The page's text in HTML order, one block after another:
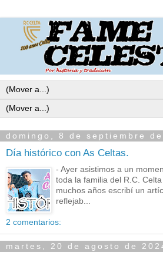
domingo, 8 de septiembre
Día histórico con As Celtas.
- Ayer asistimos a un
toda la familia del R.C.
muchos años escribí un
reflejab...
2 comentarios:
martes, 20 de agosto de